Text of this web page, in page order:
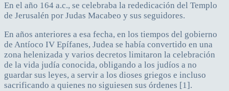
En el año 164 a.c., se celebraba la rededicación del Templo
de Jerusalén por Judas Macabeo y sus seguidores.
En años anteriores a esa fecha, en los tiempos del gobierno
de Antíoco IV Epífanes, Judea se había convertido en una
zona helenizada y varios decretos limitaron la celebración
de la vida judía conocida, obligando a los judíos a no
guardar sus leyes, a servir a los dioses griegos e incluso
sacrificando a quienes no siguiesen sus órdenes [1].